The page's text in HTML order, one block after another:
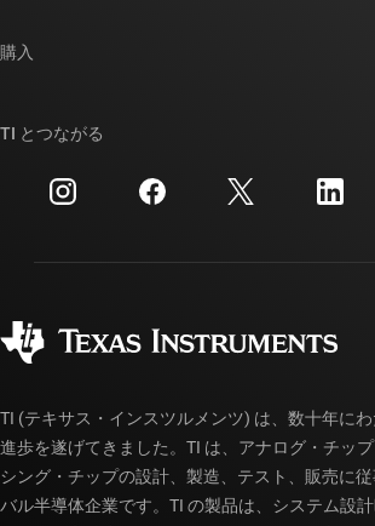
投資家向け情報
製造
クロスリファレンス検索
カスタマー・サポート・センター
myTI アカウントの FAQ
購入
ご注文に関する FAQ
TI とつながる
TI (テキサス・インスツルメンツ) は、数十年に
進歩を遂げてきました。TI は、アナログ・チッ
シング・チップの設計、製造、テスト、販売に
バル半導体企業です。TI の製品は、システム設